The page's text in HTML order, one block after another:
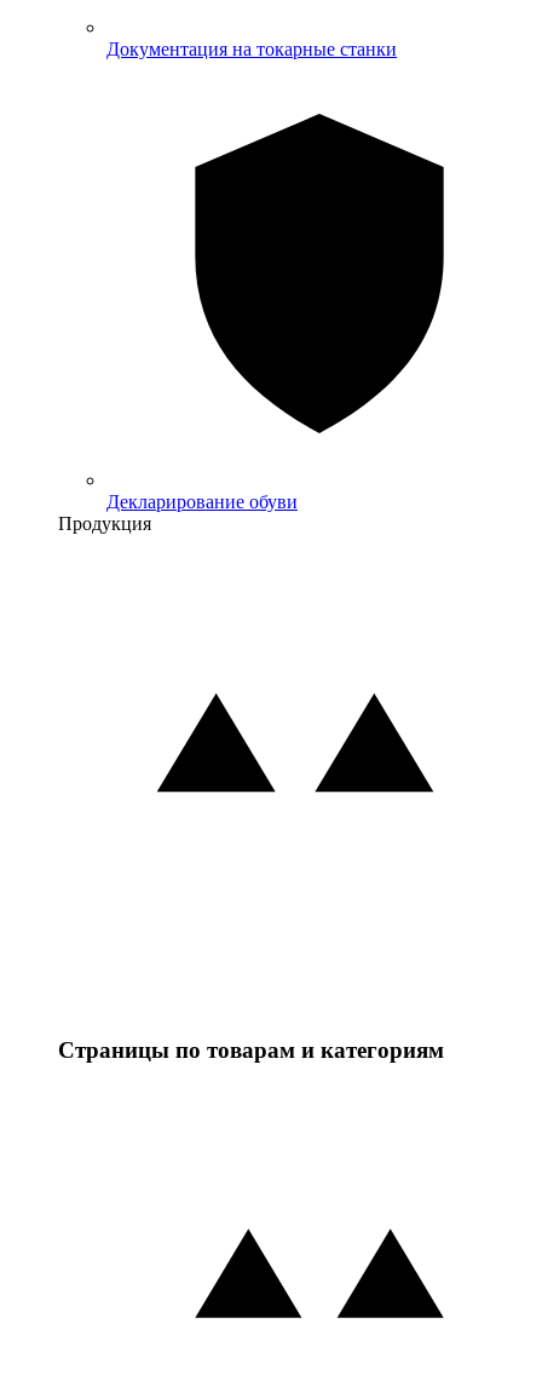
Документация на токарные станки
Декларирование обуви
Продукция
Страницы по товарам и категориям